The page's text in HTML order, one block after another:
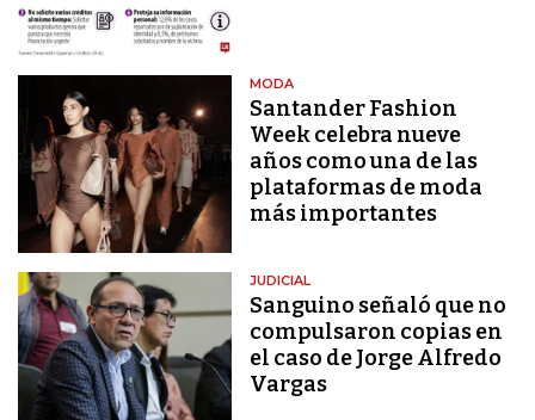
MODA
Santander Fashion
Week celebra nueve
años como una de las
plataformas de moda
más importantes
JUDICIAL
Sanguino señaló que no
compulsaron copias en
el caso de Jorge Alfredo
Vargas